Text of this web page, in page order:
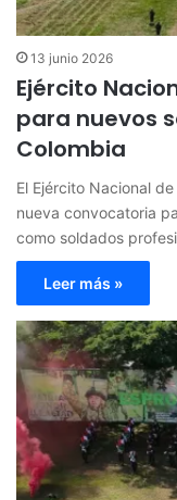
13 junio 2026
Ejército
para nuevos
Colombia
El Ejército Nacional
nueva convocatoria
como soldados
Leer más »